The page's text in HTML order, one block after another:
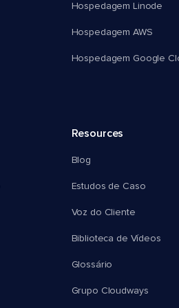
Hospedagem Linode
Hospedagem AWS
Hospedagem Google
Resources
Blog
Estudos de Caso
Voz do Cliente
Biblioteca de Vídeos
Glossário
Grupo Cloudways